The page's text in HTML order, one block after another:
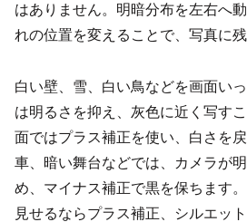
はありません。明暗分布を左右へ
れの位置を変えることで、写真に
白い壁、雪、白い鳥などを画面い
は明るさを抑え、灰色に近く写す
面ではプラス補正を使い、白さを
車、暗い舞台などでは、カメラが
め、マイナス補正で黒を保ちます
見せるならプラス補正、シルエッ